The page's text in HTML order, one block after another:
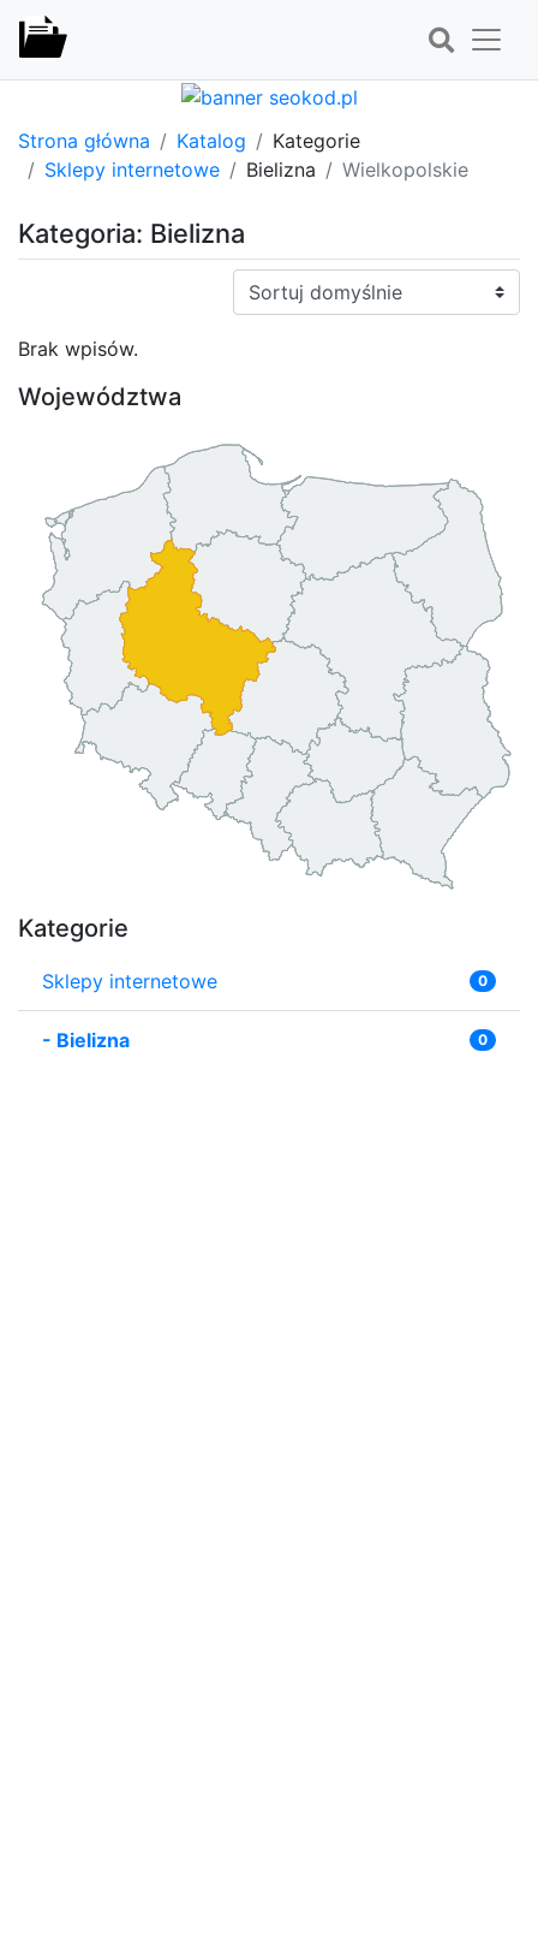
Strona główna Katalog
Kategorie
Sklepy internetowe
Bielizna Wielkopolskie
Kategoria: Bielizna
Sortuj:
Brak wpisów.
Województwa
Kategorie
Sklepy internetowe 0
- Bielizna 0